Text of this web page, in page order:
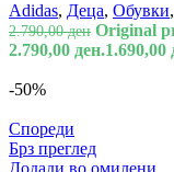
Adidas, Деца, Обувки,
2.790,00ден Original
2.790,00 ден.1.690,00
-50%
Спореди
Брз преглед